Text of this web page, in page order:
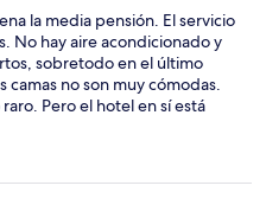
la media pensión. El servicio
No hay aire acondicionado y
sobretodo en el último
camas no son muy cómodas.
Pero el hotel en sí está
céntrico y cerca de todas